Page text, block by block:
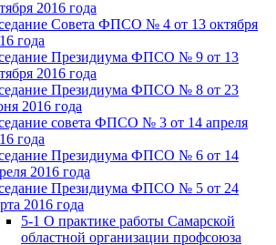
2016 года
Совета ФПСО № 4 от 13 октября
года
Президиума ФПСО № 9 от 13
2016 года
Президиума ФПСО № 8 от 23
2016 года
совета ФПСО № 3 от 14 апреля
года
Президиума ФПСО № 6 от 14
2016 года
Президиума ФПСО № 5 от 24
2016 года
5-1 О практике работы Самарской
областной организации профсоюза